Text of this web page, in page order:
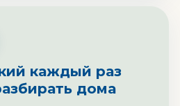
каждый раз
дома